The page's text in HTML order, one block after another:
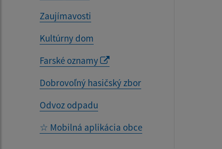
Zaujímavosti
Kultúrny dom
Farské oznamy
Dobrovoľný hasičský zbor
Odvoz odpadu
☆ Mobilná aplikácia obce